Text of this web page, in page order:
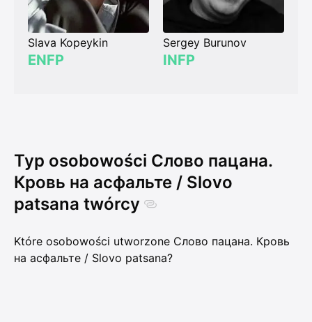
Slava Kopeykin
ENFP
Sergey Burunov
INFP
Typ osobowości Слово пацана.
Кровь на асфальте / Slovo
patsana twórcy
Które osobowości utworzone Слово пацана. Кровь
на асфальте / Slovo patsana?